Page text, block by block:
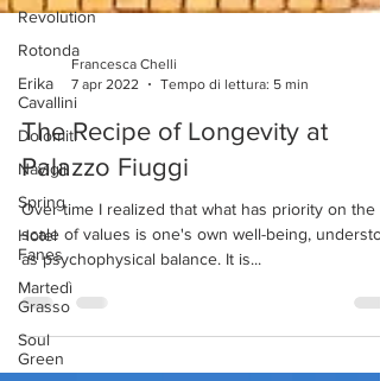
Revolution
Rotonda
Erika
Cavallini
Dolomiti
Navigli
Spring
Hotel
Fanes
Martedì
Grasso
Soul
Green
Francesca Chelli
7 apr 2022
Tempo di lettura: 5 min
The Recipe of Longevity at
Palazzo Fiuggi
Over time I realized that what has priority on the
scale of values is one's own well-being,
as psychophysical balance. It is...